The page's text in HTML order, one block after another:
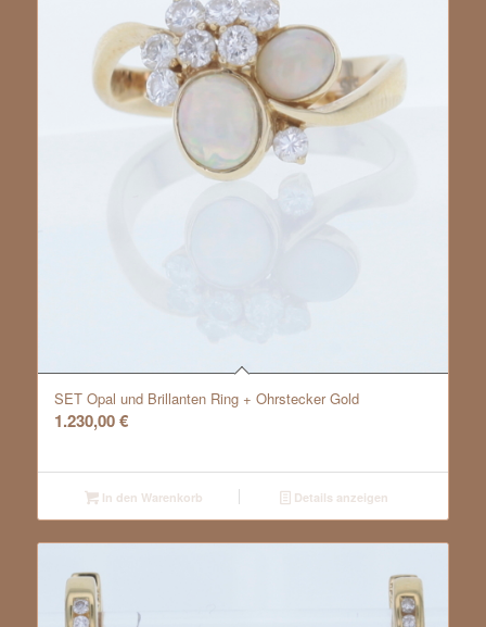
SET Opal und Brillanten Ring + Ohrstecker Gold
1.230,00€
In den Warenkorb Details anzeigen